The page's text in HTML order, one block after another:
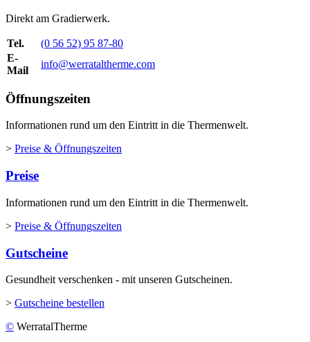
Direkt am Gradierwerk.
Tel.
(0 56 52) 95 87-80
E-
Mail
info@werrataltherme.com
Öffnungszeiten
Informationen rund um den Eintritt in die Thermenwelt.
> Preise & Öffnungszeiten
Preise
Informationen rund um den Eintritt in die Thermenwelt.
> Preise & Öffnungszeiten
Gutscheine
Gesundheit verschenken - mit unseren Gutscheinen.
> Gutscheine bestellen
© WerratalTherme